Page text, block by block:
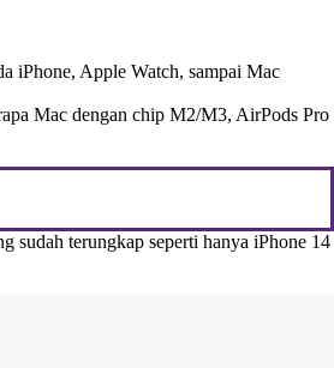
iPhone, Apple Watch, sampai Mac
Mac dengan chip M2/M3, AirPods Pro
sudah terungkap seperti hanya iPhone 14